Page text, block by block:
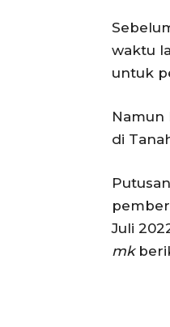
waktu
untuk
Namun
di
Juli
mk